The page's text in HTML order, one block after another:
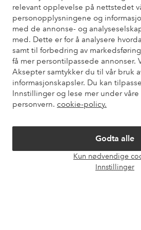
relevant opplevelse på nettstedet
personopplysningene og
med de annonse- og
med. Dette er for å analysere
samt til forbedring av
få mer persontilpassede annonser.
Aksepter samtykker du til vår bruk
informasjonskapsler. Du kan
Innstillinger og lese mer under
personvern. cookie-policy.
Godta alle
Kun nødvendige
Innstillinger
Mine sider
Om Ellos
Våre tjenester
Venner